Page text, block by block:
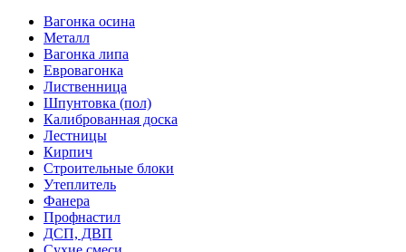
Вагонка осина
Металл
Вагонка липа
Евровагонка
Лиственница
Шпунтовка (пол)
Калиброванная доска
Лестницы
Кирпич
Строительные блоки
Утеплитель
Фанера
Профнастил
ДСП, ДВП